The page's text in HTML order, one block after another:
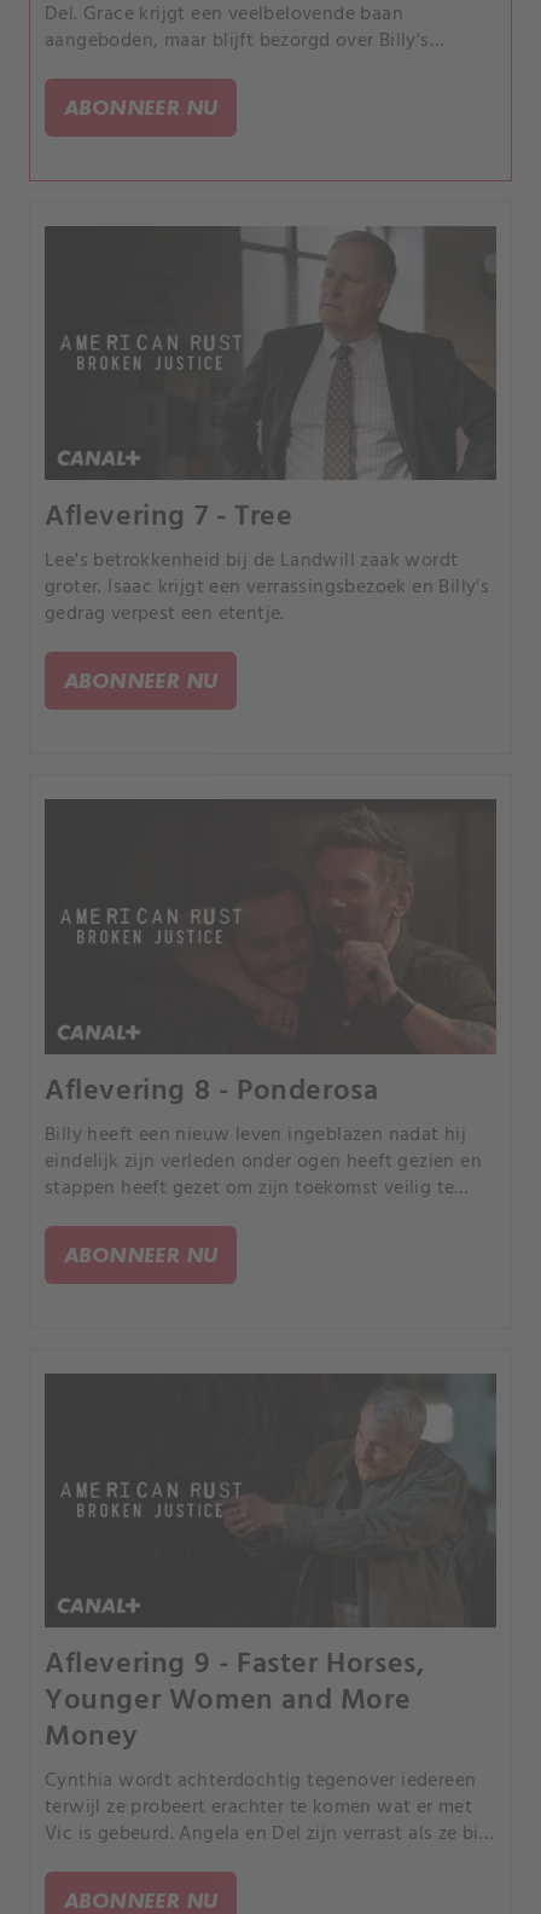
Del. Grace krijgt een veelbelovende baan
aangeboden, maar blijft bezorgd over Billy's
ABONNEER NU
Aflevering 7 - Tree
Lee's betrokkenheid bij de Landwill zaak wordt
groter. Isaac krijgt een verrassingsbezoek en Billy's
gedrag verpest een etentje.
ABONNEER NU
Aflevering 8 - Ponderosa
Billy heeft een nieuw leven ingeblazen nadat hij
eindelijk zijn verleden onder ogen heeft gezien en
stappen heeft gezet om zijn toekomst veilig te
ontbrekende documenten onderzoekt.
ABONNEER NU
Aflevering 9 - Faster Horses,
Younger Women and More
Money
Cynthia wordt achterdochtig tegenover iedereen
terwijl ze probeert erachter te komen wat er met
Vic is gebeurd. Angela en Del zijn verrast als ze bij
zaken niet zijn wat ze lijken.
ABONNEER NU